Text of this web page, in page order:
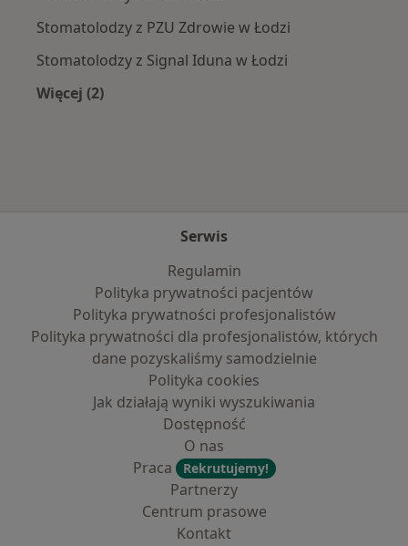
Stomatolodzy z PZU Zdrowie w Łodzi
Stomatolodzy z Signal Iduna w Łodzi
Więcej (2)
Serwis
Regulamin
Polityka prywatności pacjentów
Polityka prywatności profesjonalistów
Polityka prywatności dla profesjonalistów, których
dane pozyskaliśmy samodzielnie
Polityka cookies
Jak działają wyniki wyszukiwania
Dostępność
O nas
Praca
Rekrutujemy!
Partnerzy
Centrum prasowe
Kontakt